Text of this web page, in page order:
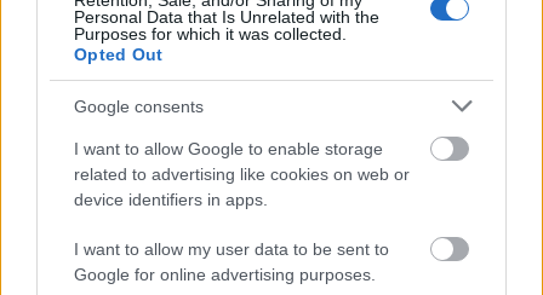
Personal Data that Is Unrelated with the
Purposes for which it was collected.
Opted Out
Google consents
I want to allow Google to enable storage
related to advertising like cookies on web or
device identifiers in apps.
I want to allow my user data to be sent to
Google for online advertising purposes.
alszol
Skorpió (10. 24-11. 22.)Kudarchoz, stresszhez
vezet, ha túl sokat vársz el magadtól, s félő, hogy
túlműködő becsvágyad miatt olyan területre
merészkedsz, melyre az erődből nem futja.
közben, párkapcsolatodban feszültség, vita
kirobbanása várható, lázadásoddal a rutin ellen